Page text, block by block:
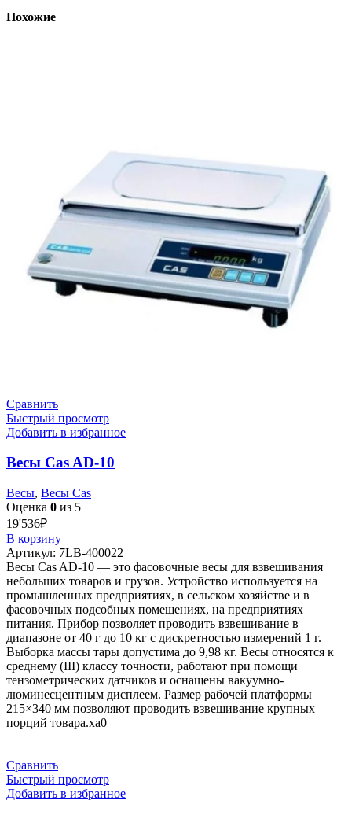
Похожие
Сравнить
Быстрый просмотр
Добавить в избранное
Весы Cas AD-10
Весы, Весы Cas
Оценка 0 из 5
19'536₽
В корзину
Артикул: 7LB-400022
Весы Cas AD-10 — это фасовочные весы для взвешивания
небольших товаров и грузов. Устройство используется на
промышленных предприятиях, в сельском хозяйстве и в
фасовочных подсобных помещениях, на предприятиях
питания. Прибор позволяет проводить взвешивание в
диапазоне от 40 г до 10 кг с дискретностью измерений 1 г.
Выборка массы тары допустима до 9,98 кг. Весы относятся к
среднему (III) классу точности, работают при помощи
тензометрических датчиков и оснащены вакуумно-
люминесцентным дисплеем. Размер рабочей платформы
215×340 мм позволяют проводить взвешивание крупных
порций товара.xa0
Сравнить
Быстрый просмотр
Добавить в избранное